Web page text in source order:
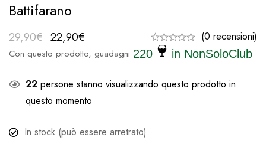
Battifarano
29,90€ 22,90€ (0 recensioni)
Con questo prodotto, guadagni 220 in NonSoloClub
22 persone stanno visualizzando questo prodotto in
questo momento
In stock (può essere arretrato)